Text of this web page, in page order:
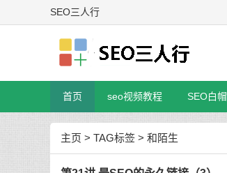
SEO三人行
首页 seo视频教程 SEO白帽
主页 > TAG标签 > 和陌生